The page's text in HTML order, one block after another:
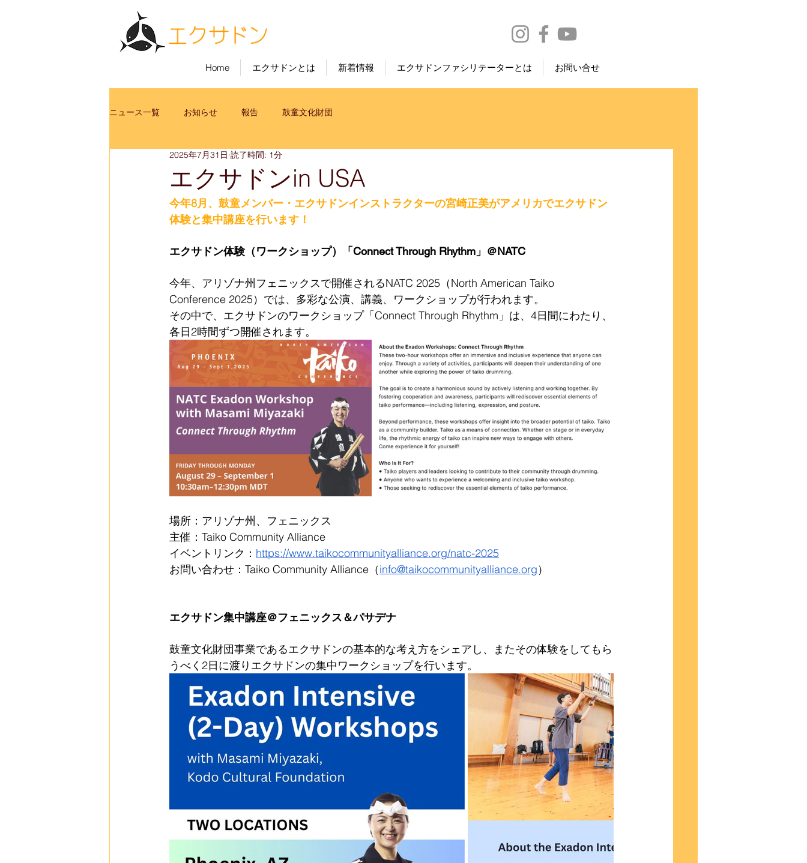
Home エクサドンとは 新着情報 エクサドンファシリテーターとは お問い合せ
ニュース一覧 お知らせ 報告 鼓童文化財団
エクサドンin USA
2025年7月31日 読了時間: 1分
今年8月、鼓童メンバー・エクサドンインストラクターの宮崎正美がアメリカでエクサドン
体験と集中講座を行います！
エクサドン体験（ワークショップ）「Connect Through Rhythm」＠NATC
今年、アリゾナ州フェニックスで開催されるNATC 2025（North American Taiko
Conference 2025）では、多彩な公演、講義、ワークショップが行われます。
その中で、エクサドンのワークショップ「Connect Through Rhythm」は、4日間にわたり、
各日2時間ずつ開催されます。
場所：アリゾナ州、フェニックス
主催：Taiko Community Alliance
イベントリンク： https://www.taikocommunityalliance.org/natc-2025
お問い合わせ：Taiko Community Alliance（info@taikocommunityalliance.org）
エクサドン集中講座＠フェニックス＆パサデナ
鼓童文化財団事業であるエクサドンの基本的な考え方をシェアし、またその体験をしてもら
うべく2日に渡りエクサドンの集中ワークショップを行います。